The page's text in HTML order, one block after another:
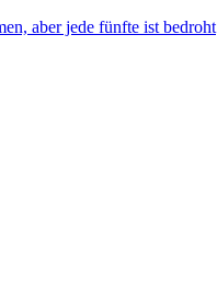
aber jede fünfte ist bedroht